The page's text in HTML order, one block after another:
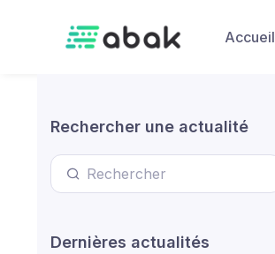
Accueil
Rechercher une actualité
Dernières actualités